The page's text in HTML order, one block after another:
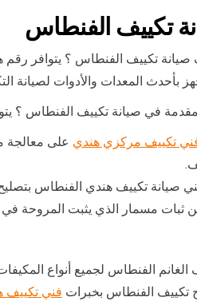
تكييف الفنطاس
تكييف الفنطاس ؟ يتوافر رقم
بأحدث المعدات والأدوات لصيانة
في صيانة تكييف الفنطاس ؟
تكييف مركزي هندي على معالجة
صيانة تكييف هندي الفنطاس
من ثبات مسمار الذي يثبت المروحة
الغانم الفنطاس لجميع أنواع
تكييف الفنطاس بخبرات فني تكييف